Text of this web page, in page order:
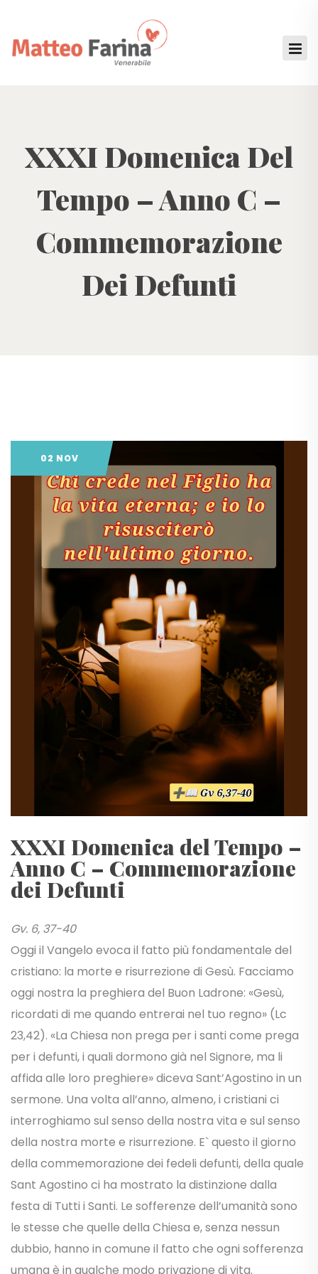
XXXI Domenica Del
Tempo – Anno C –
Commemorazione
Dei Defunti
02 NOV
XXXI Domenica del Tempo –
Anno C – Commemorazione
dei Defunti
Gv. 6, 37-40
Oggi il Vangelo evoca il fatto più fondamentale del
cristiano: la morte e risurrezione di Gesù. Facciamo
oggi nostra la preghiera del Buon Ladrone: «Gesù,
ricordati di me quando entrerai nel tuo regno» (Lc
23,42). «La Chiesa non prega per i santi come prega
per i defunti, i quali dormono già nel Signore, ma li
affida alle loro preghiere» diceva Sant’Agostino in un
sermone. Una volta all’anno, almeno, i cristiani ci
interroghiamo sul senso della nostra vita e sul senso
della nostra morte e risurrezione. E` questo il giorno
della commemorazione dei fedeli defunti, della quale
Sant Agostino ci ha mostrato la distinzione dalla
festa di Tutti i Santi. Le sofferenze dell’umanità sono
le stesse che quelle della Chiesa e, senza nessun
dubbio, hanno in comune il fatto che ogni sofferenza
umana è in qualche modo privazione di vita.